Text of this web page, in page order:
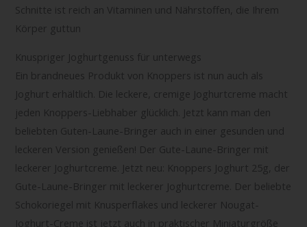
Schnitte ist reich an Vitaminen und Nährstoffen, die Ihrem
Körper guttun
Knuspriger Joghurtgenuss für unterwegs
Ein brandneues Produkt von Knoppers ist nun auch als
Joghurt erhältlich. Die leckere, cremige Joghurtcreme macht
jeden Knoppers-Liebhaber glücklich. Jetzt kann man den
beliebten Guten-Laune-Bringer auch in einer gesunden und
leckeren Version genießen! Der Gute-Laune-Bringer mit
leckerer Joghurtcreme. Jetzt neu: Knoppers Joghurt 25g, der
Gute-Laune-Bringer mit leckerer Joghurtcreme. Der beliebte
Schokoriegel mit Knusperflakes und leckerer Nougat-
Joghurt-Creme ist jetzt auch in praktischer Miniaturgröße